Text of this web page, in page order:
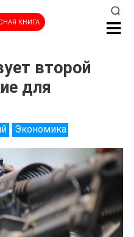
КНИГА
второй
для
Экономика